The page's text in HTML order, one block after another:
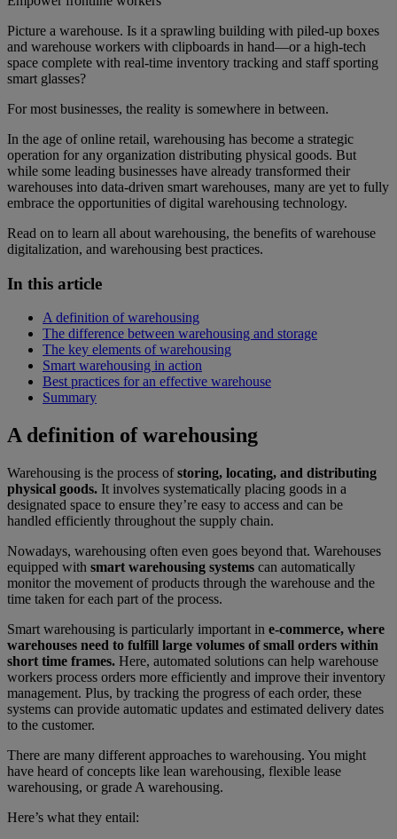
Picture a warehouse. Is it a sprawling building with piled-up boxes
and warehouse workers with clipboards in hand—or a high-tech
space complete with real-time inventory tracking and staff sporting
smart glasses?
For most businesses, the reality is somewhere in between.
In the age of online retail, warehousing has become a strategic
operation for any organization distributing physical goods. But
while some leading businesses have already transformed their
warehouses into data-driven smart warehouses, many are yet to fully
embrace the opportunities of digital warehousing technology.
Read on to learn all about warehousing, the benefits of warehouse
digitalization, and warehousing best practices.
In this article
A definition of warehousing
The difference between warehousing and storage
The key elements of warehousing
Smart warehousing in action
Best practices for an effective warehouse
Summary
A definition of warehousing
Warehousing is the process ofstoring, locating, and distributing
physical goods. It involves systematically placing goods in a
designated space to ensure they’re easy to access and can be
handled efficiently throughout the supply chain.
Nowadays, warehousing often even goes beyond that. Warehouses
equipped with smart warehousing systems can automatically
monitor the movement of products through the warehouse and the
time taken for each part of the process.
Smart warehousing is particularly important in e-commerce, where
warehouses need to fulfill large volumes of small orders within
short time frames. Here, automated solutions can help warehouse
workers process orders more efficiently and improve their inventory
management. Plus, by tracking the progress of each order, these
systems can provide automatic updates and estimated delivery dates
to the customer.
There are many different approaches to warehousing. You might
have heard of concepts like lean warehousing, flexible lease
warehousing, or grade A warehousing.
Here’s what they entail: